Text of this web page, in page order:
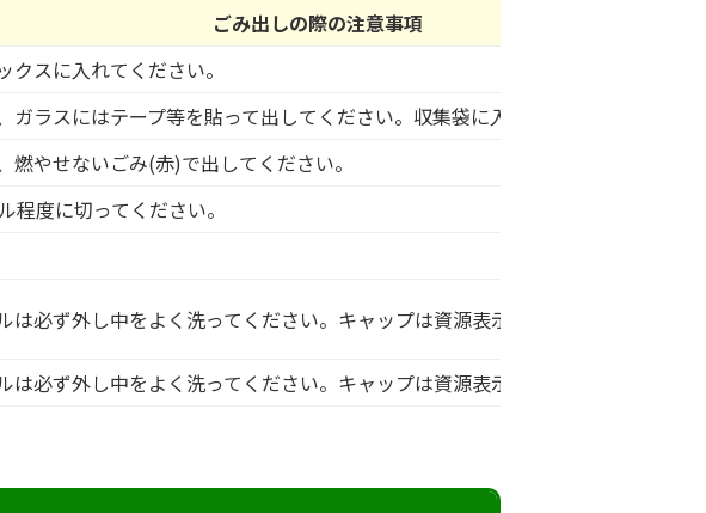
ごみ出しの際の注意事項
クスに入れてください。
ガラスにはテープ等を貼って出してください。収集袋に入らないものは、粗大ご
燃やせないごみ(赤)で出してください。
程度に切ってください。
は必ず外し中をよく洗ってください。キャップは資源表示に従い出してくださ
は必ず外し中をよく洗ってください。キャップは資源表示に従い出してくださ